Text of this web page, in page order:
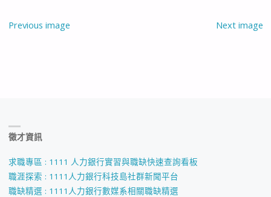
Previous image Next image
徵才資訊
求職專區 : 1111 人力銀行實習與職缺快速查詢看板
職涯探索 : 1111人力銀行科技島社群新聞平台
職缺精選 : 1111人力銀行數媒系相關職缺精選